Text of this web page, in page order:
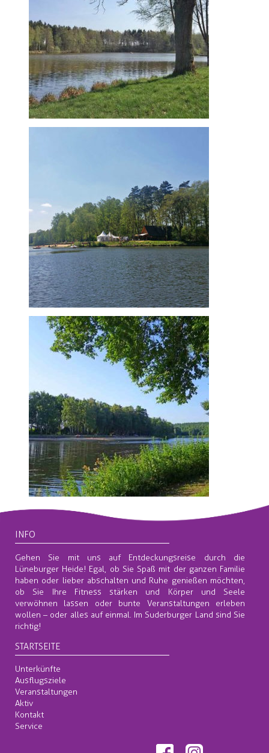
INFO
Gehen Sie mit uns auf Entdeckungsreise durch die
Lüneburger Heide! Egal, ob Sie Spaß mit der ganzen Familie
haben oder lieber abschalten und Ruhe genießen möchten,
ob Sie Ihre Fitness stärken und Körper und Seele
verwöhnen lassen oder bunte Veranstaltungen erleben
wollen – oder alles auf einmal. Im Suderburger Land sind Sie
richtig!
STARTSEITE
Unterkünfte
Ausflugsziele
Veranstaltungen
Aktiv
Kontakt
Service